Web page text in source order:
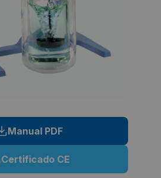
Manual PDF
Certificado CE